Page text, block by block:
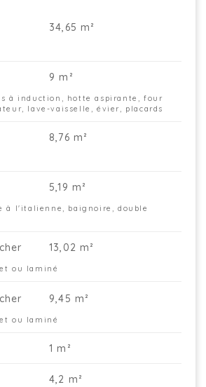
34,65 m²
9 m²
à induction, hotte aspirante, four
lave-vaisselle, évier, placards
8,76 m²
5,19 m²
à l'italienne, baignoire, double
13,02 m²
ou laminé
9,45 m²
ou laminé
1 m²
4,2 m²